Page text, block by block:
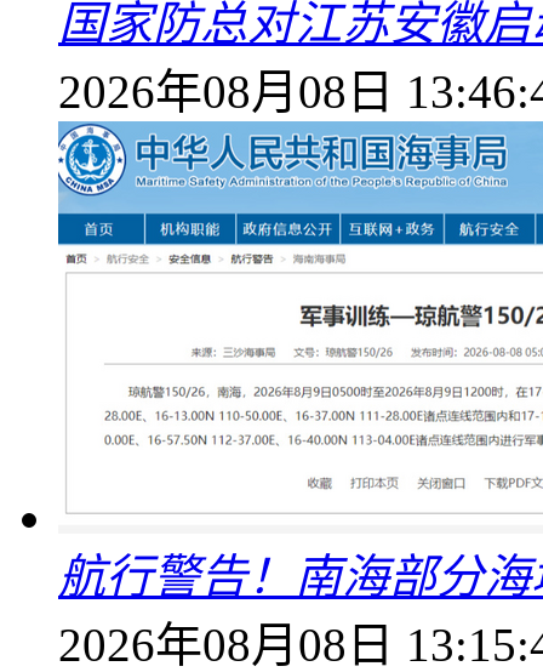
国家防总对江苏安徽
2026年08月08日
航行警告！南海部分
2026年08月08日